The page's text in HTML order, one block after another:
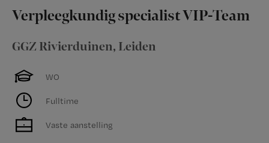
Verpleegkundig specialist VIP-Team
GGZ Rivierduinen, Leiden
WO
Fulltime
Vaste aanstelling